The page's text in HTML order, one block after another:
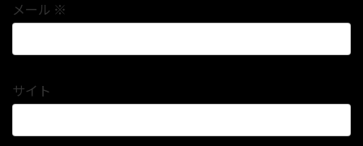
メール ※
サイト